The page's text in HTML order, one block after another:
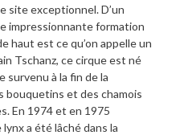
site exceptionnel. D’un
impressionnante formation
haut est ce qu’on appelle un
Tschanz, ce cirque est né
survenu à la fin de la
bouquetins et des chamois
En 1974 et en 1975
a été lâché dans la